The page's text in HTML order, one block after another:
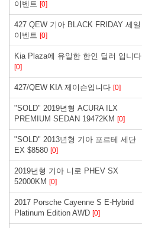
이벤트 [0]
427 QEW 기아 BLACK FRIDAY 세일
이벤트 [0]
Kia Plaza에 유일한 한인 딜러 입니다
[0]
427/QEW KIA 제이슨입니다 [0]
"SOLD" 2019년형 ACURA ILX
PREMIUM SEDAN 19472KM [0]
"SOLD" 2013년형 기아 포르테 세단
EX $8580 [0]
2019년형 기아 니로 PHEV SX
52000KM [0]
2017 Porsche Cayenne S E-Hybrid
Platinum Edition AWD [0]